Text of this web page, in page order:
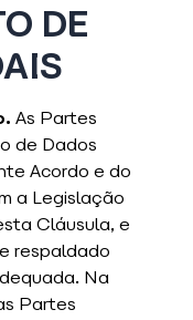
DE
As Partes
de Dados
Acordo e do
a Legislação
Cláusula, e
respaldado
Na
Partes